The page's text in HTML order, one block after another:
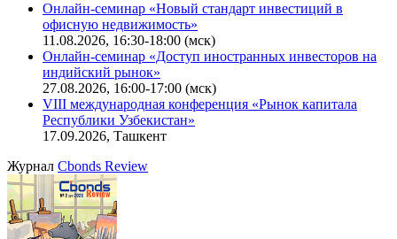
Онлайн-семинар «Новый стандарт инвестиций в
офисную недвижимость»
11.08.2026, 16:30-18:00 (мск)
Онлайн-семинар «Доступ иностранных инвесторов на
индийский рынок»
27.08.2026, 16:00-17:00 (мск)
VIII международная конференция «Рынок капитала
Республики Узбекистан»
17.09.2026, Ташкент
Журнал Cbonds Review